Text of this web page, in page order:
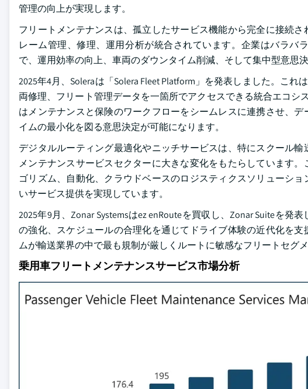
管理の向上が実現します。
フリートメンテナンスは、孤立したサービス機能から完全に接続
レーム管理、修理、運用分析が統合されています。企業はバラバ
で、運用効率の向上、車両のダウンタイム削減、そして集中型意思
2025年4月、Soleraは「Solera Fleet Platform」を発表しました。こ
両修理、フリート管理データを一箇所でアクセスできる統合エコシ
はメンテナンスと保険のワークフローをシームレスに連携させ、
イムの最小化を図る意思決定が可能になります。
デジタルルーティング最適化やニッチサービスは、特にスクール
メンテナンスサービスセクターに大きな変化をもたらしています
ゴリズム、自動化、クラウドベースのロジスティクスソリューシ
いサービス提供を実現しています。
2025年9月、Zonar Systemsはez enRouteを買収し、Zonar Suiteを
の強化、スケジュールの合理化を通じてドライブ体験の近代化を
ムが輸送業界の中で最も規制が厳しくルートに敏感なフリートセグ
乗用車フリートメンテナンスサービス市場分析